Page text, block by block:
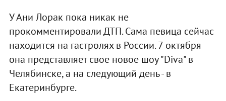
У Ани Лорак пока никак не
прокомментировали ДТП. Сама певица сейчас
находится на гастролях в России. 7 октября
она представляет свое новое шоу "Diva" в
Челябинске, а на следующий день - в
Екатеринбурге.